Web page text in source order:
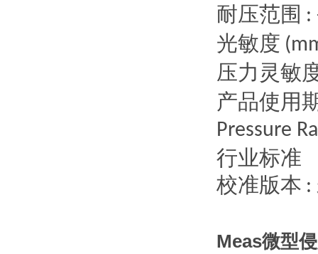
耐压范围 :
光敏度
压力灵敏
产品使用
Pressure
行业标准
校准版本 :
Meas微型